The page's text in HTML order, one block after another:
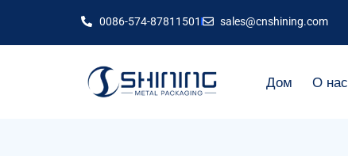
0086-574-87811501 sales@cnshining.com
Дом О нас